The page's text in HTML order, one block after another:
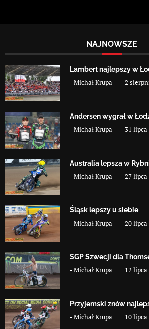
NAJNOWSZE
Lambert najlepszy w
-Michał Krupa 2
Andersen wygrał w
-Michał Krupa 31 lipca
Australia lepsza w
-Michał Krupa 27 lipca
Śląsk lepszy u siebie
-Michał Krupa 20 lipca
SGP Szwecji dla
-Michał Krupa 12 lipca
Przyjemski znów
-Michał Krupa 10 lipca